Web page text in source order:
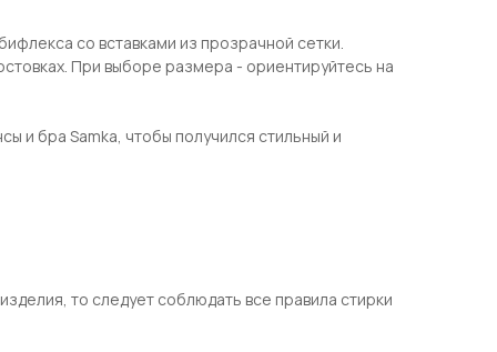
со вставками из прозрачной сетки.
При выборе размера - ориентируйтесь на
и бра Samka, чтобы получился стильный и
то следует соблюдать все правила стирки